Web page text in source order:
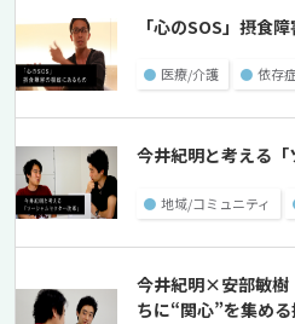
「心のSOS」摂食
● 医療/介護 ● 依存
今井紀明と考える「
● 地域/コミュニティ
今井紀明×安部敏樹
ちに“関心”を集める